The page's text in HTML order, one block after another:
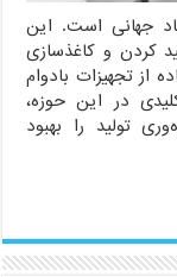
جهانی است. این
کردن و کاغذسازی
از تجهیزات بادوام
در این حوزه،
تولید را بهبود